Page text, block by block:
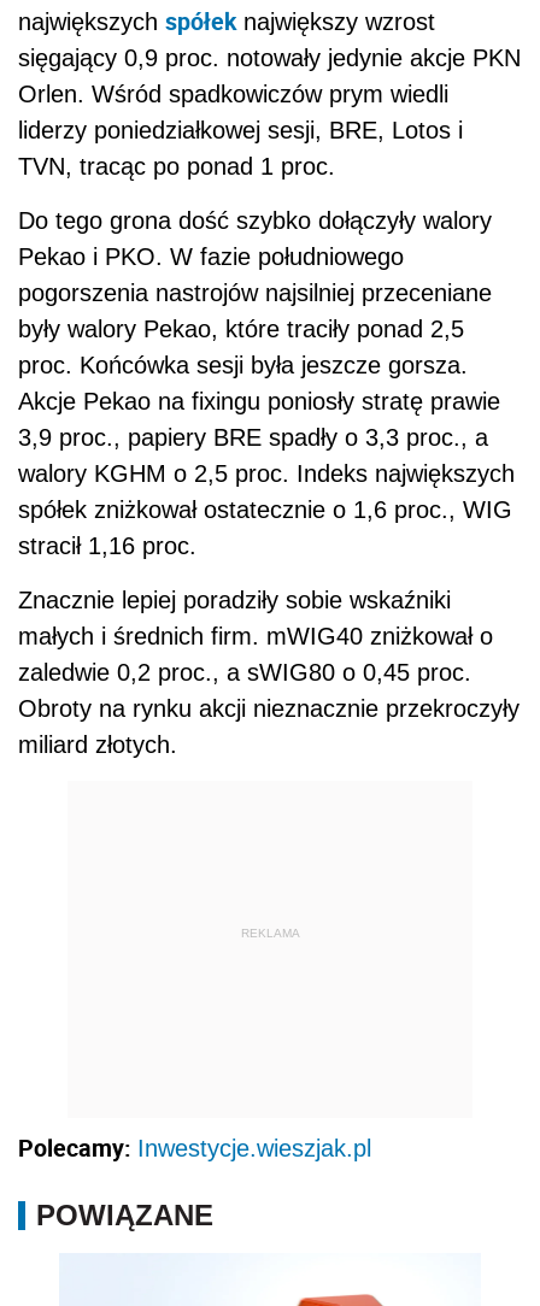
największych spółek największy wzrost
sięgający 0,9 proc. notowały jedynie akcje PKN
Orlen. Wśród spadkowiczów prym wiedli
liderzy poniedziałkowej sesji, BRE, Lotos i
TVN, tracąc po ponad 1 proc.
Do tego grona dość szybko dołączyły walory
Pekao i PKO. W fazie południowego
pogorszenia nastrojów najsilniej przeceniane
były walory Pekao, które traciły ponad 2,5
proc. Końcówka sesji była jeszcze gorsza.
Akcje Pekao na fixingu poniosły stratę prawie
3,9 proc., papiery BRE spadły o 3,3 proc., a
walory KGHM o 2,5 proc. Indeks największych
spółek zniżkował ostatecznie o 1,6 proc., WIG
stracił 1,16 proc.
Znacznie lepiej poradziły sobie wskaźniki
małych i średnich firm. mWIG40 zniżkował o
zaledwie 0,2 proc., a sWIG80 o 0,45 proc.
Obroty na rynku akcji nieznacznie przekroczyły
miliard złotych.
REKLAMA
Polecamy: Inwestycje.wieszjak.pl
POWIĄZANE